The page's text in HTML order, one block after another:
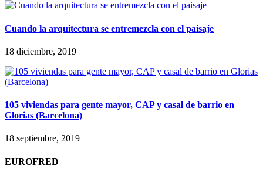
Cuando la arquitectura se entremezcla con el paisaje
18 diciembre, 2019
105 viviendas para gente mayor, CAP y casal de barrio en
Glorias (Barcelona)
18 septiembre, 2019
EUROFRED